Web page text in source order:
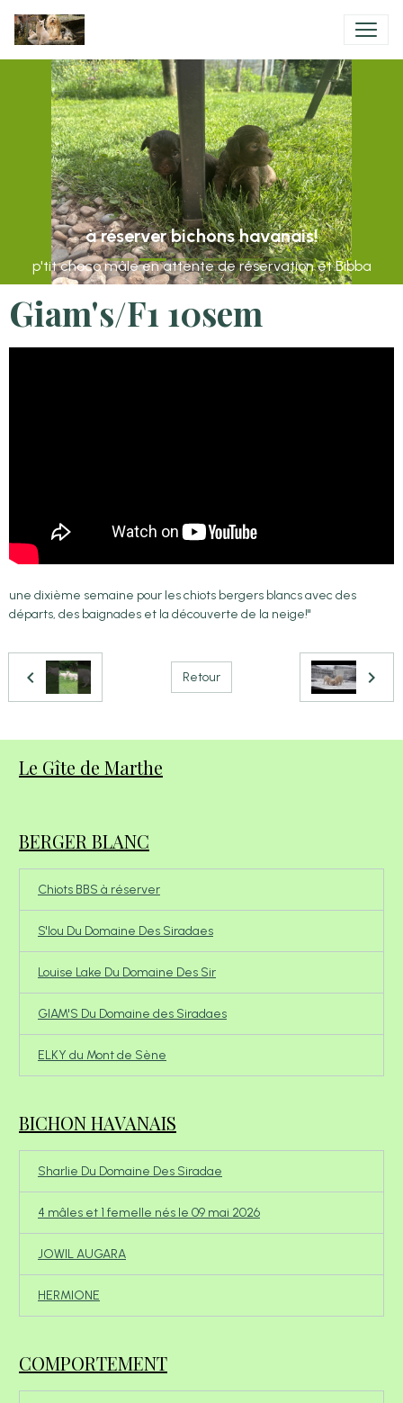
à réserver bichons havanais!
p'tit choco mâle en attente de réservation et Bibba
Giam's/F1 10sem
une dixième semaine pour les chiots bergers blancs avec des
départs, des baignades et la découverte de la neige!"
Retour
Le Gîte de Marthe
BERGER BLANC
Chiots BBS à réserver
S'lou Du Domaine Des Siradaes
Louise Lake Du Domaine Des Sir
GIAM'S Du Domaine des Siradaes
ELKY du Mont de Sène
BICHON HAVANAIS
Sharlie Du Domaine Des Siradae
4 mâles et 1 femelle nés le 09 mai 2026
JOWIL AUGARA
HERMIONE
COMPORTEMENT